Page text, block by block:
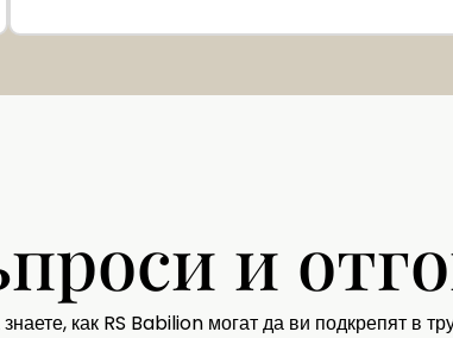
и
как RS Babilion могат да ви подкрепят